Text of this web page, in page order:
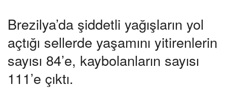
Brezilya’da şiddetli yağışların yol
açtığı sellerde yaşamını yitirenlerin
sayısı 84’e, kaybolanların sayısı
111’e çıktı.